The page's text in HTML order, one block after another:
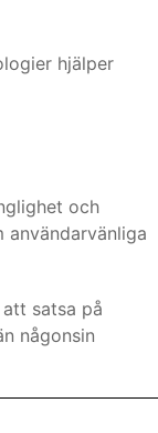
hjälper
och
satsa på
någonsin